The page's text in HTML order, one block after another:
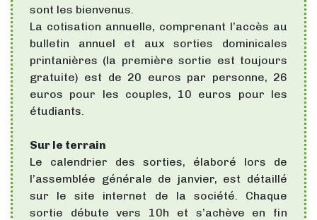
sont les bienvenus.
La cotisation annuelle, comprenant l’accès au
bulletin annuel et aux sorties dominicales
printanières (la première sortie est toujours
gratuite) est de 20 euros par personne, 26
euros pour les couples, 10 euros pour les
étudiants.
Sur le terrain
Le calendrier des sorties, élaboré lors de
l’assemblée générale de janvier, est détaillé
sur le site internet de la société. Chaque
sortie débute vers 10h et s’achève en fin